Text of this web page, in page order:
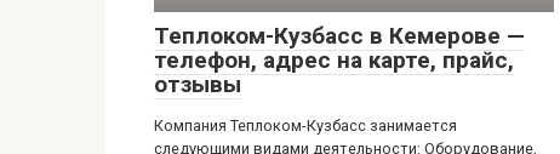
Теплоком-Кузбасс в Кемерове —
телефон, адрес на карте, прайс,
отзывы
Компания Теплоком-Кузбасс занимается
следующими видами деятельности: Оборудование,